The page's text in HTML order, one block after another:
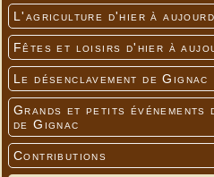
L'agriculture d'hier à
Fêtes et loisirs d'hier à
Le désenclavement de Gignac
Grands et petits
de Gignac
Contributions